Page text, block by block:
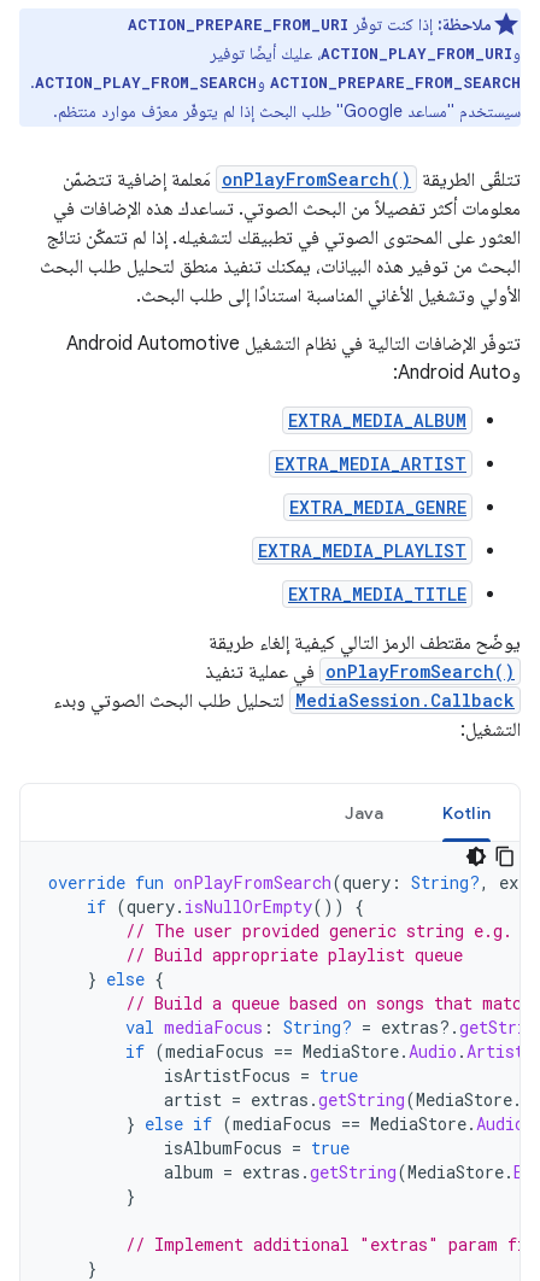
ملاحظة: إذا كنت توفّر ACTION_PREPARE_FROM_URI
وACTION_PLAY_FROM_URI، عليك أيضًا توفير
ACTION_PREPARE_FROM_SEARCH وACTION_PLAY_FROM_SEARCH
.
سيستخدم "مساعد Google" طلب البحث إذا لم يتوفّر معرّف موارد منتظم.
تتلقّى الطريقة onPlayFromSearch() مَعلمة إضافية تتضمّن
معلومات أكثر تفصيلاً من البحث الصوتي. تساعدك هذه الإضافات في
العثور على المحتوى الصوتي في تطبيقك لتشغيله. إذا لم تتمكّن نتائج
البحث من توفير هذه البيانات، يمكنك تنفيذ منطق لتحليل طلب البحث
الأولي وتشغيل الأغاني المناسبة استنادًا إلى طلب البحث.
تتوفّر الإضافات التالية في نظام التشغيل Android Automotive
وAndroid Auto:
EXTRA_MEDIA_ALBUM
EXTRA_MEDIA_ARTIST
EXTRA_MEDIA_GENRE
EXTRA_MEDIA_PLAYLIST
EXTRA_MEDIA_TITLE
يوضّح مقتطف الرمز التالي كيفية إلغاء طريقة
onPlayFromSearch() في عملية تنفيذ
MediaSession.Callback لتحليل طلب البحث الصوتي وبدء
التشغيل:
Kotlin
Java
override fun onPlayFromSearch(query : String?,
if (query. isNullOrEmpty())
{
// The user provided generic string e.g.
// Build appropriate playlist queue
} else {
// Build a queue based on songs that
val mediaFocus : String? = extras?.
if (mediaFocus == MediaStore.Audio .Artists
isArtistFocus = true
artist = extras .getString(MediaStore.
} else if (mediaFocus == MediaStore.Audio
isAlbumFocus = true
album = extras .getString(MediaStore.
}
// Implement additional "extras" param
}